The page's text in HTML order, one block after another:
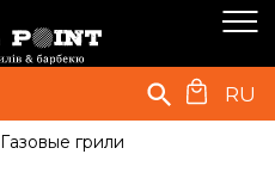
RU
Газовые грили